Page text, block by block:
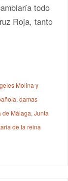
todo
Roja, tanto
Molina y
,damas
de Málaga,Junta
de la reina